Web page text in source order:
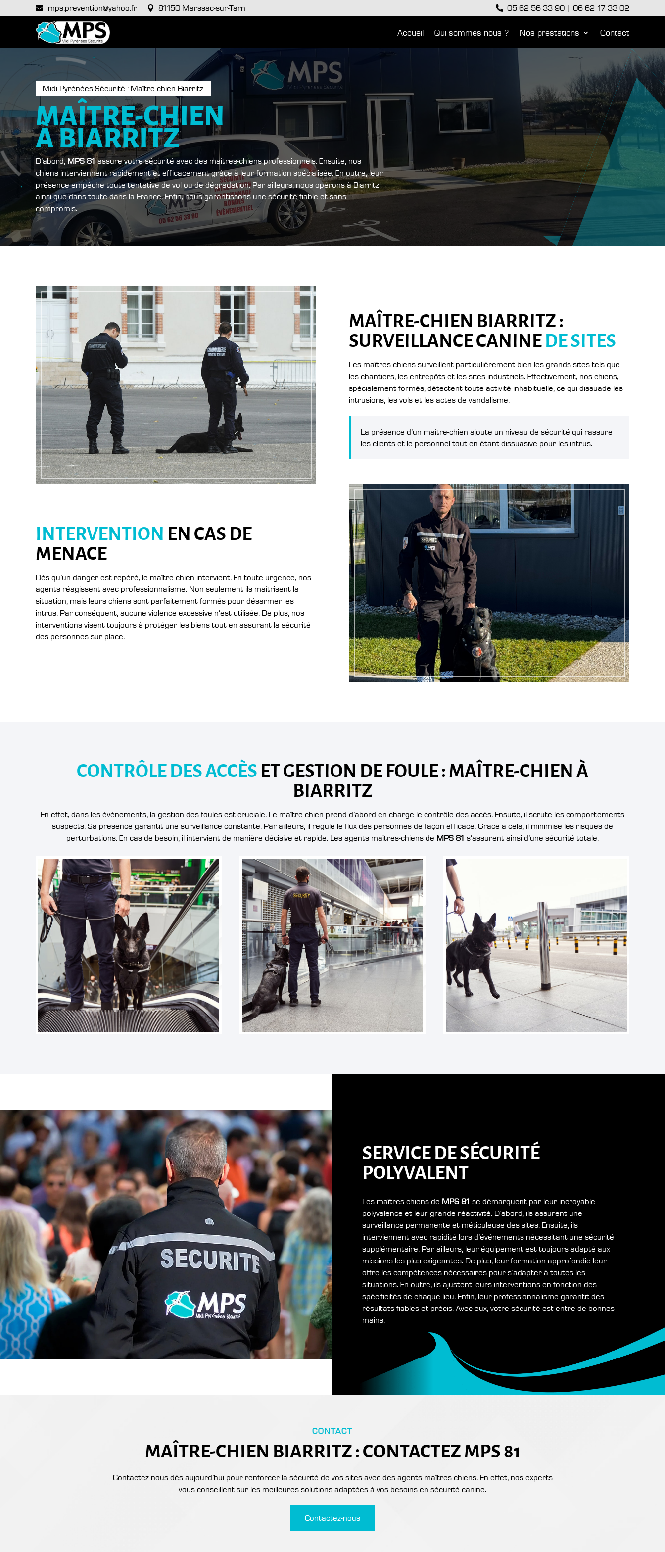
 mps.prevention@yahoo.fr  81150 Marssac-sur-Tarn  05 62 56 33 90| 06 62 17 33 02
Accueil Qui sommes nous ? Nos prestations Contact
Midi-Pyrénées Sécurité : Maître-chien Biarritz
MAÎTRE-CHIEN
À BIARRITZ
D’abord, MPS 81assure votre sécurité avec des maîtres-chiens professionnels. Ensuite, nos
chiens interviennent rapidement et efficacement grâce à leur formation spécialisée. En outre, leur
présence empêche toute tentative de vol ou de dégradation. Par ailleurs, nous opérons à Biarritz
ainsi que dans toute dans la France. Enfin, nous garantissons une sécurité fiable et sans
compromis.
MAÎTRE-CHIEN BIARRITZ :
SURVEILLANCE CANINE DE SITES
Les maîtres-chiens surveillent particulièrement bien les grands sites tels que
les chantiers, les entrepôts et les sites industriels. Effectivement, nos chiens,
spécialement formés, détectent toute activité inhabituelle, ce qui dissuade les
intrusions, les vols et les actes de vandalisme.
La présence d’un maître-chien ajoute un niveau de sécurité qui rassure
les clients et le personnel tout en étant dissuasive pour les intrus.
INTERVENTION EN CAS DE
MENACE
Dès qu’un danger est repéré, le maître-chien intervient. En toute urgence, nos
agents réagissent avec professionnalisme. Non seulement ils maîtrisent la
situation, mais leurs chiens sont parfaitement formés pour désarmer les
intrus. Par conséquent, aucune violence excessive n’est utilisée. De plus, nos
interventions visent toujours à protéger les biens tout en assurant la sécurité
des personnes sur place.
CONTRÔLE DES ACCÈS ET GESTION DE FOULE : MAÎTRE-CHIEN À
BIARRITZ
En effet, dans les événements, la gestion des foules est cruciale. Le maître-chien prend d’abord en charge le contrôle des accès. Ensuite, il scrute les comportements
suspects. Sa présence garantit une surveillance constante. Par ailleurs, il régule le flux des personnes de façon efficace. Grâce à cela, il minimise les risques de
perturbations. En cas de besoin, il intervient de manière décisive et rapide. Les agents maîtres-chiens de MPS 81 s’assurent ainsi d’une sécurité totale.
SERVICE DE SÉCURITÉ
POLYVALENT
Les maîtres-chiens de MPS 81 se démarquent par leur incroyable
polyvalence et leur grande réactivité. D’abord, ils assurent une
surveillance permanente et méticuleuse des sites. Ensuite, ils
interviennent avec rapidité lors d’événements nécessitant une sécurité
supplémentaire. Par ailleurs, leur équipement est toujours adapté aux
missions les plus exigeantes. De plus, leur formation approfondie leur
offre les compétences nécessaires pour s’adapter à toutes les
situations. En outre, ils ajustent leurs interventions en fonction des
spécificités de chaque lieu. Enfin, leur professionnalisme garantit des
résultats fiables et précis. Avec eux, votre sécurité est entre de bonnes
mains.
CONTACT
MAÎTRE-CHIEN BIARRITZ : CONTACTEZ MPS 81
Contactez-nous dès aujourd’hui pour renforcer la sécurité de vos sites avec des agents maîtres-chiens. En effet, nos experts
vous conseillent sur les meilleures solutions adaptées à vos besoins en sécurité canine.
Contactez-nous